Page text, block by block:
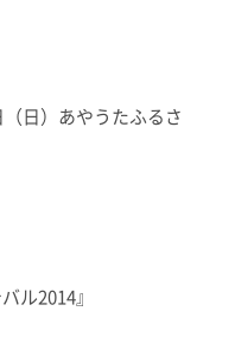
（日）あやうたふるさ
ル2014』